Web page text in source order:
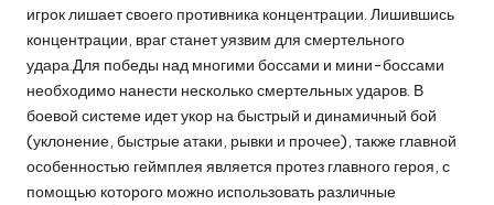
игрок лишает своего противника концентрации. Лишившись
концентрации, враг станет уязвим для смертельного
удара.Для победы над многими боссами и мини-боссами
необходимо нанести несколько смертельных ударов. В
боевой системе идет укор на быстрый и динамичный бой
(уклонение, быстрые атаки, рывки и прочее), также главной
особенностью геймплея является протез главного героя, с
помощью которого можно использовать различные